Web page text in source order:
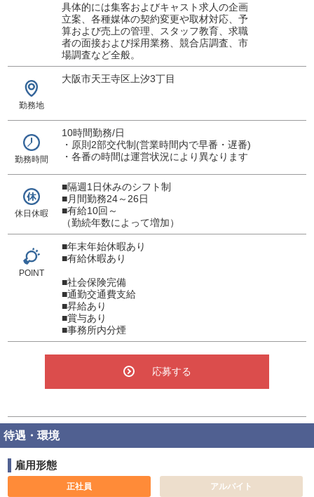
具体的には集客およびキャスト求人の企画
立案、各種媒体の契約変更や取材対応、予
算および売上の管理、スタッフ教育、求職
者の面接および採用業務、競合店調査、市
場調査など全般。
勤務地
大阪市天王寺区上汐3丁目
勤務時間
10時間勤務/日
・原則2部交代制(営業時間内で早番・遅番)
・各番の時間は運営状況により異なります
休日休暇
■隔週1日休みのシフト制
■月間勤務24～26日
■有給10回～
（勤続年数によって増加）
POINT
■年末年始休暇あり
■有給休暇あり
■社会保険完備
■通勤交通費支給
■昇給あり
■賞与あり
■事務所内分煙
応募する
待遇・環境
雇用形態
正社員 アルバイト